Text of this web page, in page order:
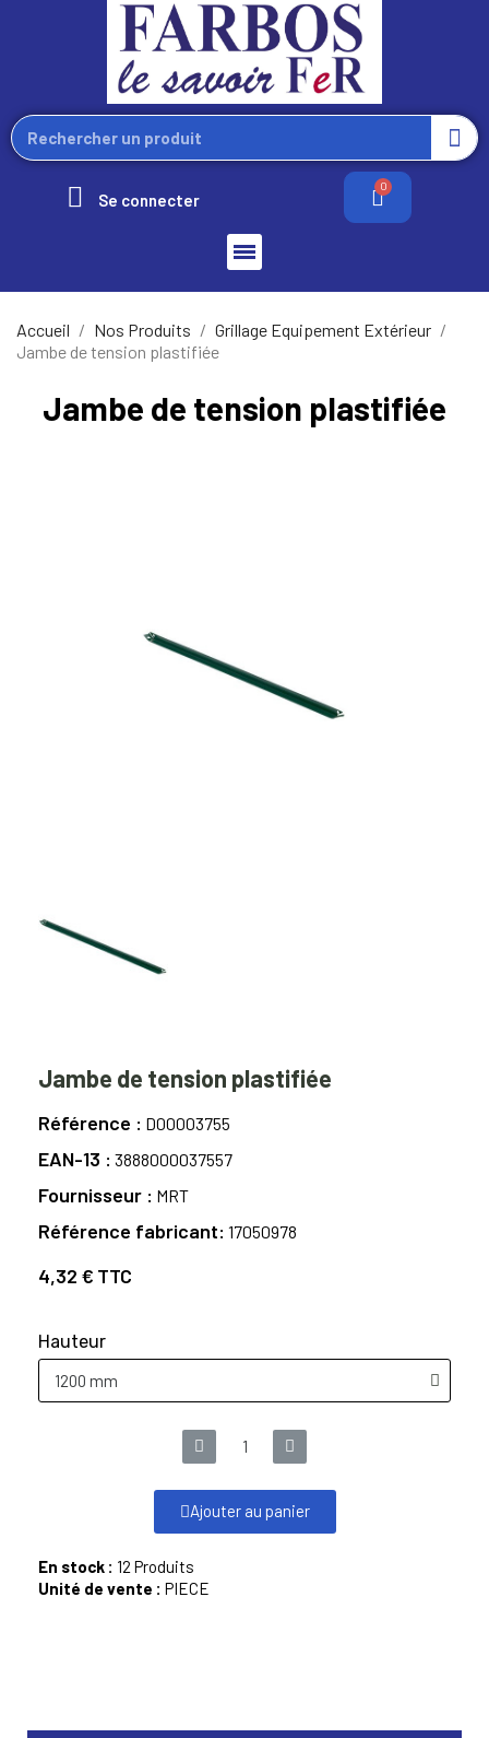
Se connecter
Accueil Nos Produits
Grillage Equipement Extérieur
Jambe de tension plastifiée
Jambe de tension plastifiée
Jambe de tension plastifiée
Référence D00003755
EAN-13 3888000037557
Fournisseur MRT
Référence fabricant 17050978
4,32 € TTC
Hauteur
Ajouter au panier
En stock : 12 Produits
Unité de vente : PIECE